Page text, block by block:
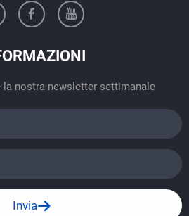
la nostra newsletter settimanale
Invia